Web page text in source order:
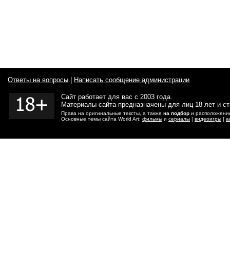
Ответы на вопросы Написать сообщение администрации
Сайт работает для вас с 2003 года.
Материалы сайта предназначены для лиц 18 лет и
Права на оригинальные тексты, а также на подбор и
Основные темы сайта World Art: фильмы и сериалы | видеоигры |